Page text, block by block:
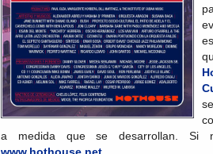
a medida que se desarrollan. Si
www.hothouse.net